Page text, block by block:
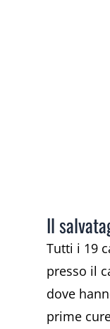
Il
Tutti i 19
presso il
dove
prime